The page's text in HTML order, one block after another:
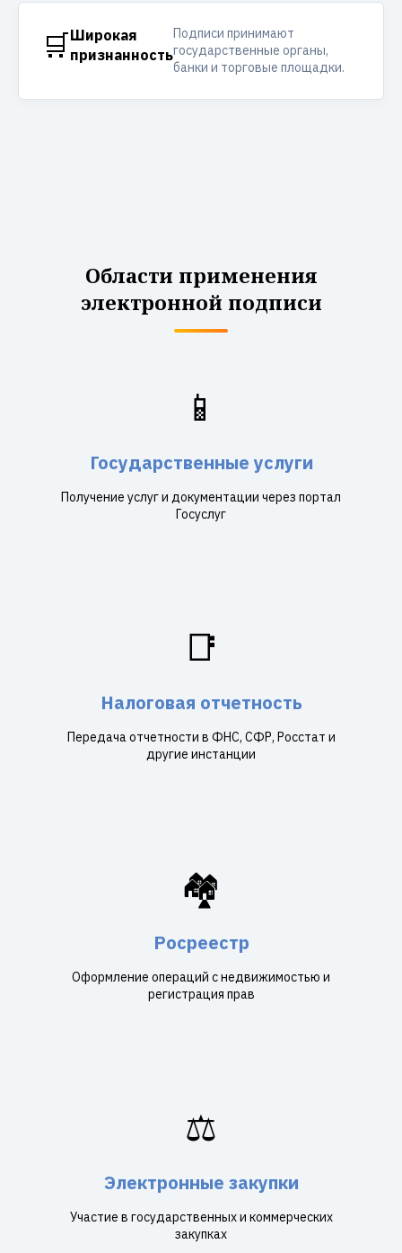
🛒Широкая
признанность
Подписи принимают
государственные органы,
банки и торговые площадки.
Области применения
электронной подписи
📱
Государственные услуги
Получение услуг и документации через портал
Госуслуг
📑
Налоговая отчетность
Передача отчетности в ФНС, СФР, Росстат и
другие инстанции
🏘️
Росреестр
Оформление операций с недвижимостью и
регистрация прав
⚖️
Электронные закупки
Участие в государственных и коммерческих
закупках